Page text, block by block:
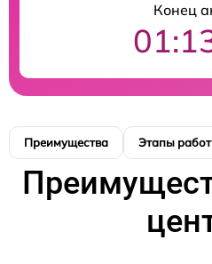
Конец
Преимущества Этапы работ